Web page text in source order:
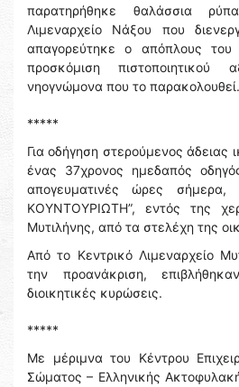
παρατηρήθηκε θαλάσσια
Λιμεναρχείο Νάξου που
απαγορεύτηκε ο απόπλους του
προσκόμιση πιστοποιητικού
νηογνώμονα που το παρακολουθεί.
*****
Για οδήγηση στερούμενος άδειας
ένας 37χρονος ημεδαπός
απογευματινές ώρες
ΚΟΥΝΤΟΥΡΙΩΤΗ”, εντός της
Μυτιλήνης, από τα στελέχη της
Από το Κεντρικό Λιμεναρχείο
την προανάκριση,
διοικητικές κυρώσεις.
*****
Με μέριμνα του Κέντρου
Σώματος – Ελληνικής